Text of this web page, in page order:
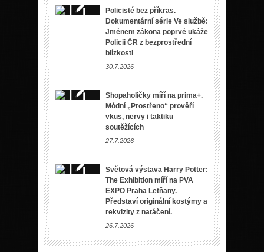
Policisté bez příkras.
Dokumentární série Ve službě:
Jménem zákona poprvé ukáže
Policii ČR z bezprostřední
blízkosti
30.7.2026
Shopaholičky míří na prima+.
Módní „Prostřeno“ prověří
vkus, nervy i taktiku
soutěžících
27.7.2026
Světová výstava Harry Potter:
The Exhibition míří na PVA
EXPO Praha Letňany.
Představí originální kostýmy a
rekvizity z natáčení.
26.7.2026